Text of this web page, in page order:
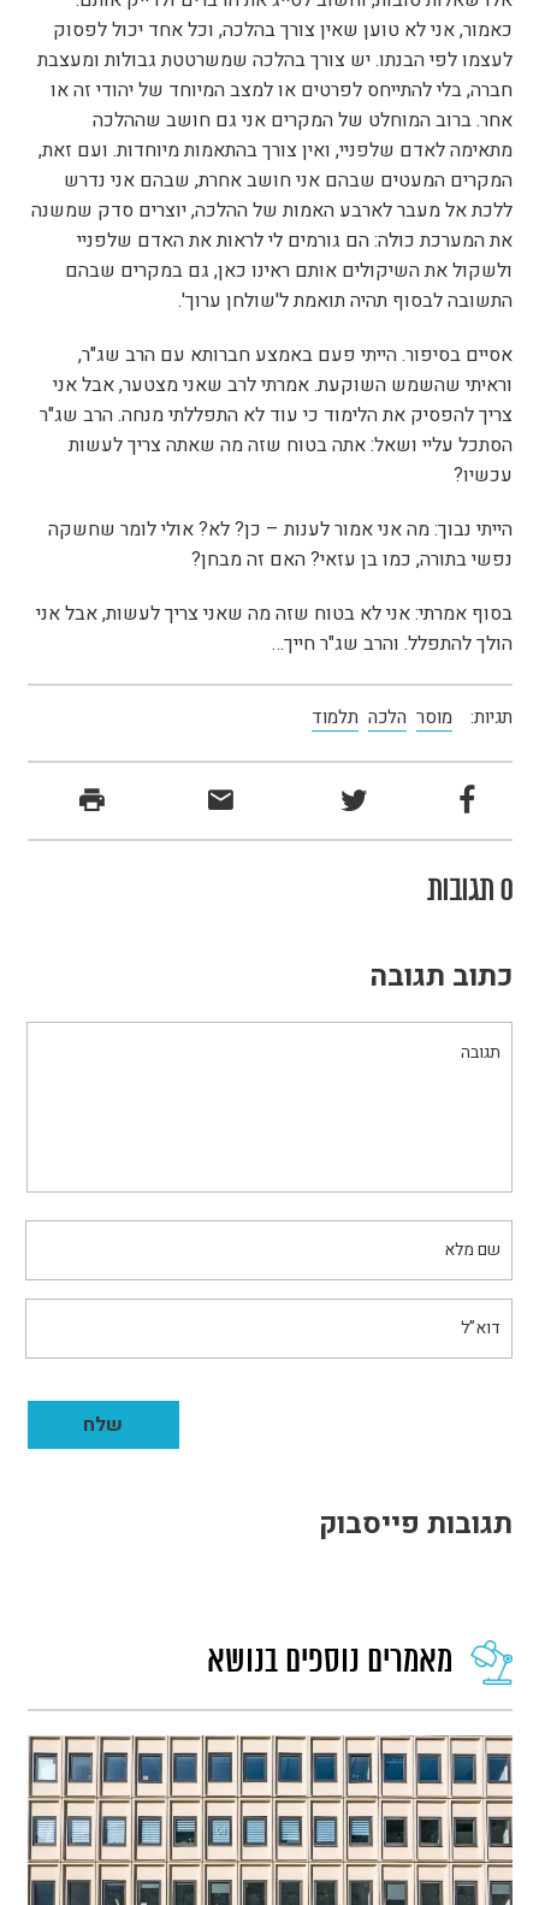
כאמור, אני לא טוען שאין צורך בהלכה, וכל אחד יכול לפסוק
לעצמו לפי הבנתו. יש צורך בהלכה שמשרטטת גבולות ומעצבת
חברה, בלי להתייחס לפרטים או למצב המיוחד של יהודי זה או
אחר. ברוב המוחלט של המקרים אני גם חושב שההלכה
מתאימה לאדם שלפניי, ואין צורך בהתאמות מיוחדות. ועם זאת,
המקרים המעטים שבהם אני חושב אחרת, שבהם אני נדרש
ללכת אל מעבר לארבע האמות של ההלכה, יוצרים סדק שמשנה
את המערכת כולה: הם גורמים לי לראות את האדם שלפניי
ולשקול את השיקולים אותם ראינו כאן, גם במקרים שבהם
התשובה לבסוף תהיה תואמת ל'שולחן ערוך'.
אסיים בסיפור. הייתי פעם באמצע חברותא עם הרב שג"ר,
וראיתי שהשמש השוקעת. אמרתי לרב שאני מצטער, אבל אני
צריך להפסיק את הלימוד כי עוד לא התפללתי מנחה. הרב שג"ר
הסתכל עליי ושאל: אתה בטוח שזה מה שאתה צריך לעשות
עכשיו?
הייתי נבוך: מה אני אמור לענות – כן? לא? אולי לומר שחשקה
נפשי בתורה, כמו בן עזאי? האם זה מבחן?
בסוף אמרתי: אני לא בטוח שזה מה שאני צריך לעשות, אבל אני
הולך להתפלל. והרב שג"ר חייך…
תגיות: מוסר הלכה תלמוד
0 תגובות
כתוב תגובה
תגובות פייסבוק
מאמרים נוספים בנושא